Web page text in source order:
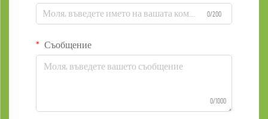
0/200
Съобщение
0/1000